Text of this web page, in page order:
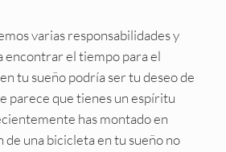
varias responsabilidades y
encontrar el tiempo para el
tu sueño podría ser tu deseo de
parece que tienes un espíritu
has montado en
de una bicicleta en tu sueño no